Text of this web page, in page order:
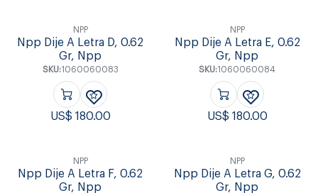
NPP
Npp Dije A Letra D, 0.62
Gr, Npp
SKU:1060060083
US$ 180.00
NPP
Npp Dije A Letra E, 0.62
Gr, Npp
SKU:1060060084
US$ 180.00
NPP
Npp Dije A Letra F, 0.62
Gr, Npp
NPP
Npp Dije A Letra G, 0.62
Gr, Npp